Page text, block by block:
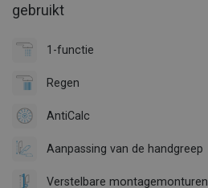
gebruikt
1-functie
Regen
AntiCalc
Aanpassing van de handgreep
Verstelbare montagemonturen